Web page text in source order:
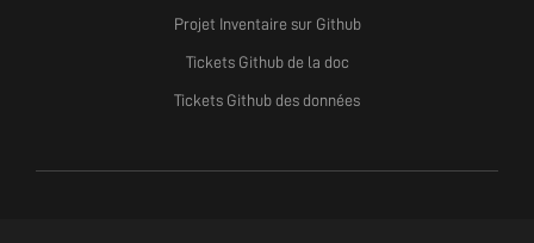
Projet Inventaire sur Github
Tickets Github de la doc
Tickets Github des données